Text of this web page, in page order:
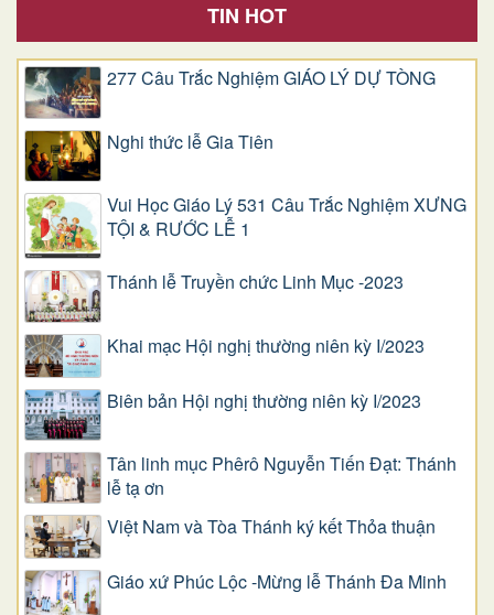
TIN HOT
277 Câu Trắc Nghiệm GIÁO LÝ DỰ TÒNG
Nghi thức lễ Gia Tiên
Vui Học Giáo Lý 531 Câu Trắc Nghiệm XƯNG
TỘI & RƯỚC LỄ 1
Thánh lễ Truyền chức Linh Mục -2023
Khai mạc Hội nghị thường niên kỳ I/2023
Biên bản Hội nghị thường niên kỳ I/2023
Tân linh mục Phêrô Nguyễn Tiến Đạt: Thánh
lễ tạ ơn
Việt Nam và Tòa Thánh ký kết Thỏa thuận
Giáo xứ Phúc Lộc -Mừng lễ Thánh Đa Minh